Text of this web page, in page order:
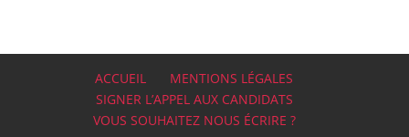
ACCUEIL
MENTIONS LÉGALES
SIGNER L’APPEL AUX CANDIDATS
VOUS SOUHAITEZ NOUS ÉCRIRE ?